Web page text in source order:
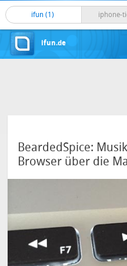
ifun (1) iphone-
ifun.de
BeardedSpice:
Browser über die